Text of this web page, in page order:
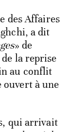
des Affaires
a dit
» de
la reprise
au conflit
à une
qui arrivait